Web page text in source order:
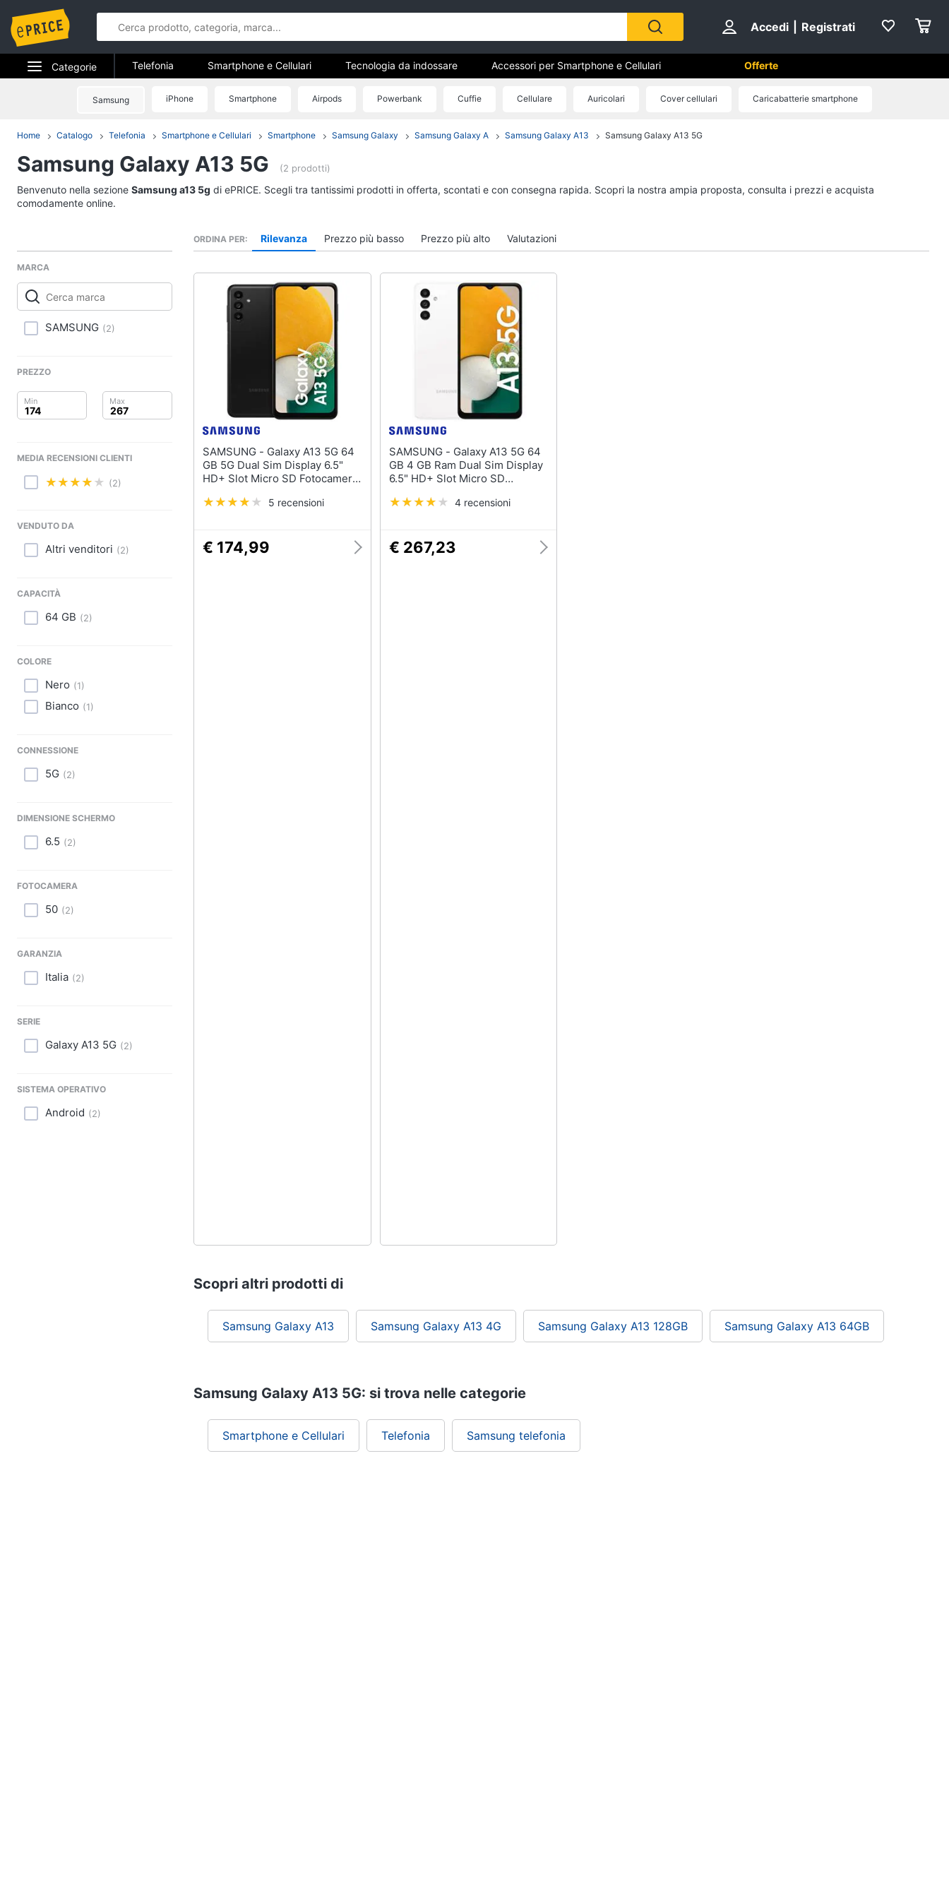
Accedi Registrati
Categorie
Elettrodomestici
Telefonia
Tv e Home Cinema
Videogiochi
Audio e musica
Salute e igiene
Giocattoli
Motori
Telefonia
Smartphone e Cellulari
Samsung Galaxy S26
Vedi tutti
Tecnologia da indossare
Vedi tutti
Accessori per Smartphone e
Cuffie bluetooth
Auricolari bluetooth
Telefonia fissa
Vedi tutti
Telefonia Smartphone e Cellulari Tecnologia da indossare Accessori per Smartphone e Cellulari Offerte
Samsung iPhone Smartphone Airpods Powerbank Cuffie Cellulare Auricolari Cover cellulari Caricabatterie smartphone
Home Catalogo Telefonia Smartphone e Cellulari Smartphone Samsung Galaxy Samsung Galaxy A Samsung Galaxy A13 Samsung Galaxy A13 5G
Samsung Galaxy A13 5G (2 prodotti)
Benvenuto nella sezione Samsung a13 5g di ePRICE. Scegli tra tantissimi prodotti in offerta, scontati e con consegna rapida. Scopri la nostra ampia proposta, consulta i prezzi e acquista
comodamente online.
MARCA
SAMSUNG (2)
PREZZO
MEDIA RECENSIONI CLIENTI
(2)
VENDUTO DA
Altri venditori (2)
CAPACITÀ
64 GB (2)
COLORE
Nero (1)
Bianco (1)
CONNESSIONE
5G (2)
DIMENSIONE SCHERMO
6.5 (2)
FOTOCAMERA
50 (2)
GARANZIA
Italia (2)
SERIE
Galaxy A13 5G (2)
SISTEMA OPERATIVO
Android (2)
ORDINA PER Rilevanza Prezzo più basso Prezzo più alto Valutazioni
SAMSUNG - Galaxy A13 5G 64
GB 5G Dual Sim Display 6.5"
HD+ Slot Micro SD Fotocamera
5 recensioni
€ 174,99
SAMSUNG - Galaxy A13 5G 64
GB 4 GB Ram Dual Sim Display
6.5" HD+ Slot Micro SD
Italia Bianco
4 recensioni
€ 267,23
Scopri altri prodotti di
Samsung Galaxy A13 Samsung Galaxy A13 4G Samsung Galaxy A13 128GB Samsung Galaxy A13 64GB
Samsung Galaxy A13 5G: si trova nelle categorie
Smartphone e Cellulari Telefonia Samsung telefonia